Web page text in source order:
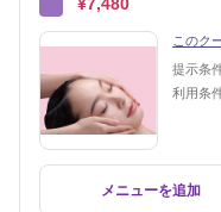
このク
提示条
利用条
メニューを追加